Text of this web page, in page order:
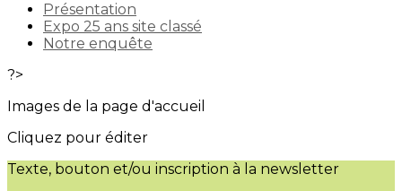
Présentation
Expo 25 ans site classé
Notre enquête
?>
Images de la page d'accueil
Cliquez pour éditer
Texte, bouton et/ou inscription à la newsletter